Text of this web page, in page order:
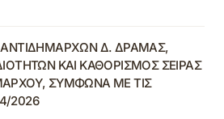
Δ. ΔΡΑΜΑΣ,
ΚΑΙ ΚΑΘΟΡΙΣΜΟΣ ΣΕΙΡΑΣ
ΣΥΜΦΩΝΑ ΜΕ ΤΙΣ
2026